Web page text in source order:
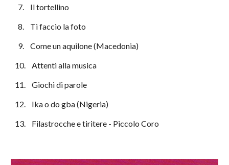
  7.    Il tortellino
  8.    Ti faccio la foto
  9.    Come un aquilone (Macedonia)
10.    Attenti alla musica
11.    Giochi di parole
12.    Ika o do gba (Nigeria)
13.    Filastrocche e tiritere - Piccolo Coro